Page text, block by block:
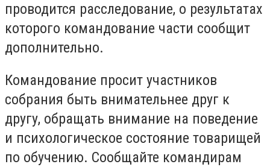
проводится расследование, о результатах
которого командование части сообщит
дополнительно.
Командование просит участников
собрания быть внимательнее друг к
другу, обращать внимание на поведение
и психологическое состояние товарищей
по обучению. Сообщайте командирам